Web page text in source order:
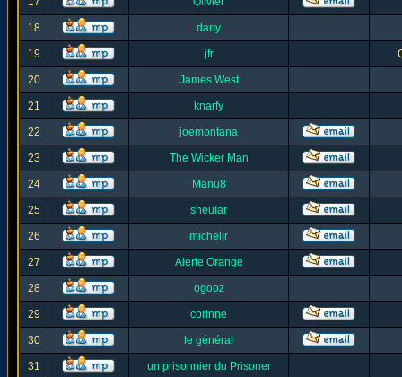
18 dany
19 jfr
20 James West
21 knarfy
22 joemontana
23 The Wicker Man
24 Manu8
25 sheular
26 micheljr
27 Alerte Orange
28 ogooz
29 corinne
30 le général
31 un prisonnier du Prisoner